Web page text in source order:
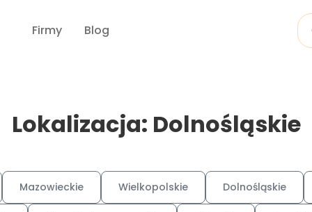
Firmy Blog
Lokalizacja: Dolnośląskie
Mazowieckie Wielkopolskie Dolnośląskie